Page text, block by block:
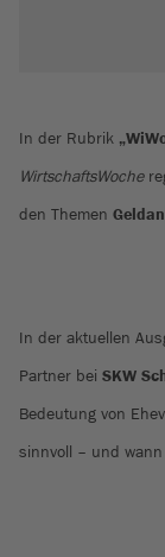
In der Rubrik
WirtschaftsWoche
den Themen
In der aktuellen
Partner bei SKW
Bedeutung von
sinnvoll – und